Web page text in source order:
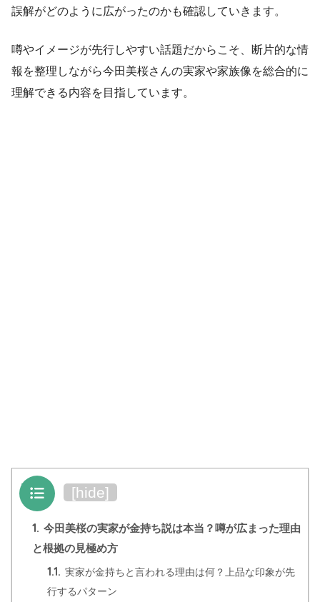
誤解がどのように広がったのかも確認していきます。
噂やイメージが先行しやすい話題だからこそ、断片的な情
報を整理しながら今田美桜さんの実家や家族像を総合的に
理解できる内容を目指しています。
目次 [hide]
1. 今田美桜の実家が金持ち説は本当？噂が広まった理由
と根拠の見極め方
1.1. 実家が金持ちと言われる理由は何？上品な印象が先
行するパターン